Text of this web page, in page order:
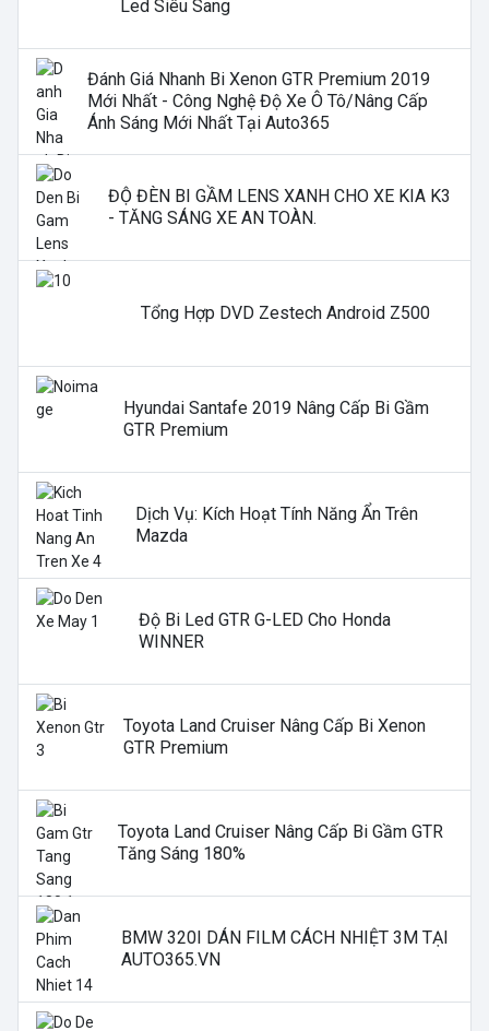
Led Siêu Sang
Đánh Giá Nhanh Bi Xenon GTR Premium 2019
Mới Nhất - Công Nghệ Độ Xe Ô Tô/nâng Cấp
Ánh Sáng Mới Nhất Tại Auto365
ĐỘ ĐÈN BI GẦM LENS XANH CHO XE KIA K3
- TĂNG SÁNG XE AN TOÀN.
Tổng Hợp DVD Zestech Android Z500
Hyundai Santafe 2019 Nâng Cấp Bi Gầm
GTR Premium
Dịch Vụ: Kích Hoạt Tính Năng Ẩn Trên
Mazda
Độ Bi Led GTR G-LED Cho Honda
WINNER
Toyota Land Cruiser Nâng Cấp Bi Xenon
GTR Premium
Toyota Land Cruiser Nâng Cấp Bi Gầm GTR
Tăng Sáng 180%
BMW 320I DÁN FILM CÁCH NHIỆT 3M TẠI
AUTO365.VN